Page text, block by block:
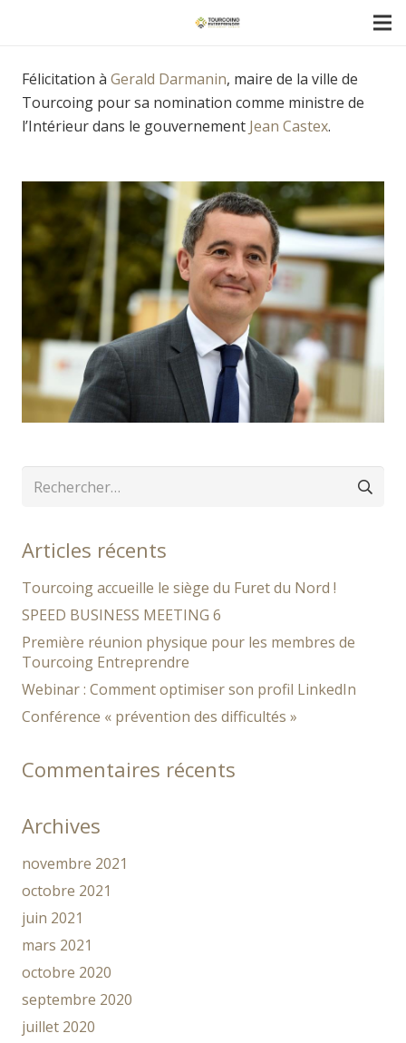
Félicitation à Gerald Darmanin, maire de la ville de
Tourcoing pour sa nomination comme ministre de
l’Intérieur dans le gouvernement Jean Castex.
Rechercher :
Articles récents
Tourcoing accueille le siège du Furet du Nord !
SPEED BUSINESS MEETING 6
Première réunion physique pour les membres de
Tourcoing Entreprendre
Webinar : Comment optimiser son profil LinkedIn
Conférence « prévention des difficultés »
Commentaires récents
Archives
novembre 2021
octobre 2021
juin 2021
mars 2021
octobre 2020
septembre 2020
juillet 2020